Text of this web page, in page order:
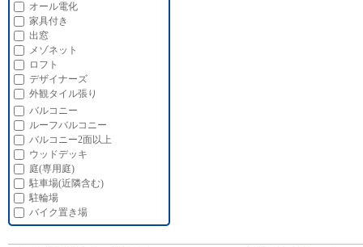
オール電化
家具付き
出窓
メゾネット
ロフト
デザイナーズ
外観タイル張り
バルコニー
ルーフバルコニー
バルコニー2面以上
ウッドデッキ
庭(専用庭)
駐車場(近隣含む)
駐輪場
バイク置き場